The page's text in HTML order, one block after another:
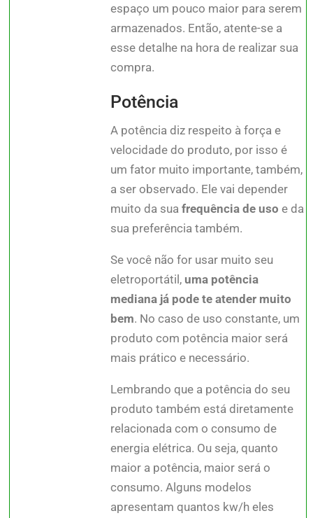
espaço um pouco maior para serem
armazenados. Então, atente-se a
esse detalhe na hora de realizar sua
compra.
Potência
A potência diz respeito à força e
velocidade do produto, por isso é
um fator muito importante, também,
a ser observado. Ele vai depender
muito da sua frequência de usoe da
sua preferência também.
Se você não for usar muito seu
eletroportátil, uma potência
mediana já pode te atender muito
bem. No caso de uso constante, um
produto com potência maior será
mais prático e necessário.
Lembrando que a potência do seu
produto também está diretamente
relacionada com o consumo de
energia elétrica. Ou seja, quanto
maior a potência, maior será o
consumo. Alguns modelos
apresentam quantos kw/h eles